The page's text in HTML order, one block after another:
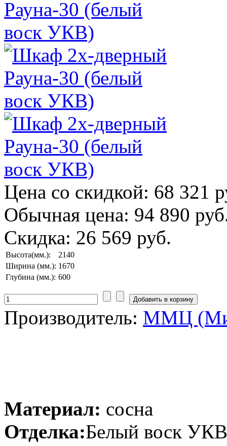
Цена со скидкой: 68 321
Обычная цена: 94 890
Скидка: 26 569 руб.
Высота(мм.):
2140
Ширина (мм.): 1670
Глубина (мм.): 600
Производитель: ММЦ
Материал: сосна
Отделка:Белый воск УКВ